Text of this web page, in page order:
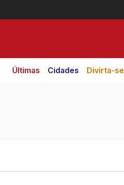
Últimas Cidades Divirta-se